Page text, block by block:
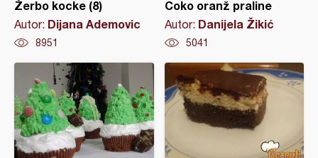
Žerbo kocke (8)
Autor: Dijana Ademovic
8951
Čoko oranž praline
Autor: Danijela Žikić
5041